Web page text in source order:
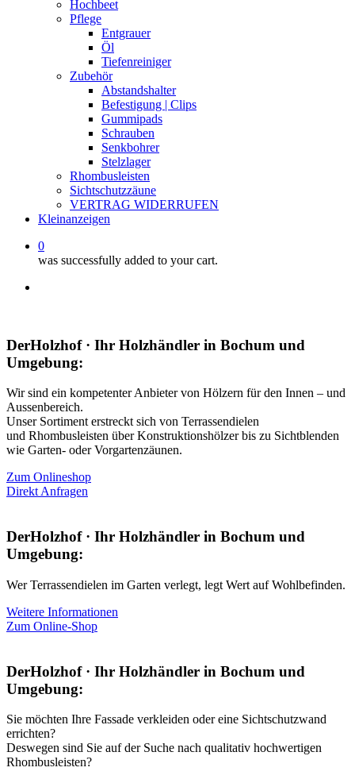
Hochbeet
Pflege
Entgrauer
Öl
Tiefenreiniger
Zubehör
Abstandshalter
Befestigung | Clips
Gummipads
Schrauben
Senkbohrer
Stelzlager
Rhombusleisten
Sichtschutzzäune
VERTRAG WIDERRUFEN
Kleinanzeigen
0
was successfully added to your cart.
DerHolzhof · Ihr Holzhändler in Bochum und
Umgebung:
Wir sind ein kompetenter Anbieter von Hölzern für den Innen – und
Aussenbereich.
Unser Sortiment erstreckt sich von Terrassendielen
und Rhombusleisten über Konstruktionshölzer bis zu Sichtblenden
wie Garten- oder Vorgartenzäunen.
Zum Onlineshop
Direkt Anfragen
DerHolzhof · Ihr Holzhändler in Bochum und
Umgebung:
Wer Terrassendielen im Garten verlegt, legt Wert auf Wohlbefinden.
Weitere Informationen
Zum Online-Shop
DerHolzhof · Ihr Holzhändler in Bochum und
Umgebung:
Sie möchten Ihre Fassade verkleiden oder eine Sichtschutzwand
errichten?
Deswegen sind Sie auf der Suche nach qualitativ hochwertigen
Rhombusleisten?